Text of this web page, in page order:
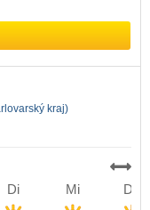
kraj)
Di Mi Do